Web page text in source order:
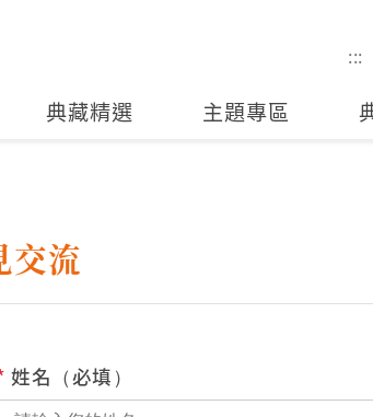
:::
全站搜尋
典藏精選 主題專區
交流
姓名（必填）